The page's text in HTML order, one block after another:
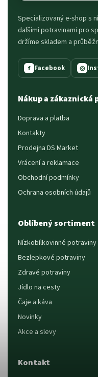
Specializovaný e-shop s
dalšími potravinami pro
držíme skladem a
f Facebook ◎
Nákup a zákaznická
Doprava a platba
Kontakty
Prodejna DS Market
Vrácení a reklamace
Obchodní podmínky
Ochrana osobních údajů
Oblíbený sortiment
Nízkobílkovinné potraviny
Bezlepkové potraviny
Zdravé potraviny
Jídlo na cesty
Čaje a káva
Novinky
Akce a slevy
Kontakt